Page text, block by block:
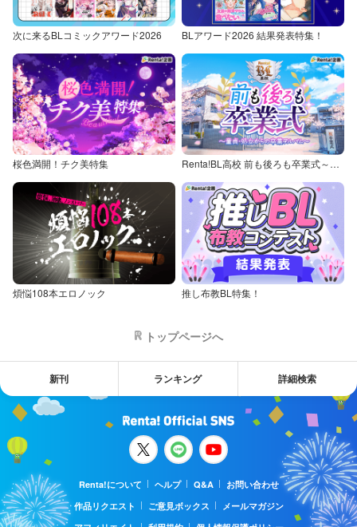
次に来るBLコミックアワード2026 BLアワード2026 結果発表特集！
桜色満開！チク美特集 Renta!BL高校 前も後ろも卒業式～童貞・処女からの卒業アルバム～
煩悩108本エロノック 推し布教BL特集！
トップページへ
新刊 ランキング 詳細検索
Renta!について ヘルプ Q&A
お問い合わせ
作品リクエスト
ご意見ボックス
メールマガジン